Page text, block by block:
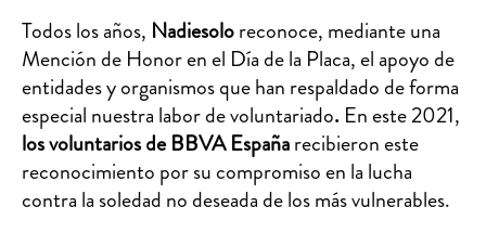
Todos los años, Nadiesoloreconoce, mediante una
Mención de Honor en el Día de la Placa, el apoyo de
entidades y organismos que han respaldado de forma
especial nuestra labor de voluntariado. En este 2021,
los voluntarios de BBVA Españarecibieron este
reconocimiento por su compromiso en la lucha
contra la soledad no deseada de los más vulnerables.